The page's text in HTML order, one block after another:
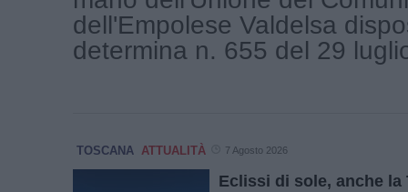
dell'Empolese Valdelsa
determina n. 655 del 29
TOSCANA ATTUALITÀ 7 Agosto 2026
Eclissi di sole, anche la